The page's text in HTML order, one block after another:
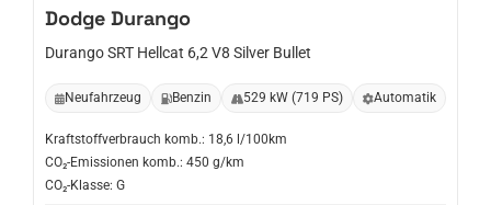
Dodge Durango
Durango SRT Hellcat 6,2 V8 Silver Bullet
Neufahrzeug Benzin 529 kW (719 PS) Automatik
Kraftstoffverbrauch komb.: 18,6 l/100km
CO₂-Emissionen komb.: 450 g/km
CO₂-Klasse: G